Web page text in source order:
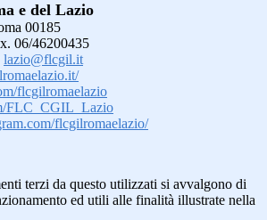
e del Lazio
00185
06/46200435
lazio@flcgil.it
flcgilromaelazio
FLC_CGIL_Lazio
flcgilromaelazio/
terzi da questo utilizzati si avvalgono di
ed utili alle finalità illustrate nella